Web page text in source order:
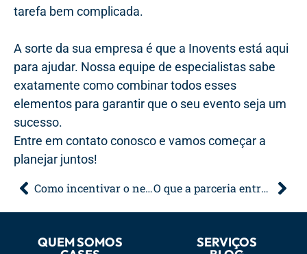
tarefa bem complicada.
A sorte da sua empresa é que a Inovents está aqui
para ajudar. Nossa equipe de especialistas sabe
exatamente como combinar todos esses
elementos para garantir que o seu evento seja um
sucesso.
Entre em contato conosco e vamos começar a
planejar juntos!
Como incentivar o networkingnos eventos O que a parceria entre Havaianas e Dolce & Gabbana pode nos ensinar?
QUEM SOMOS SERVIÇOS